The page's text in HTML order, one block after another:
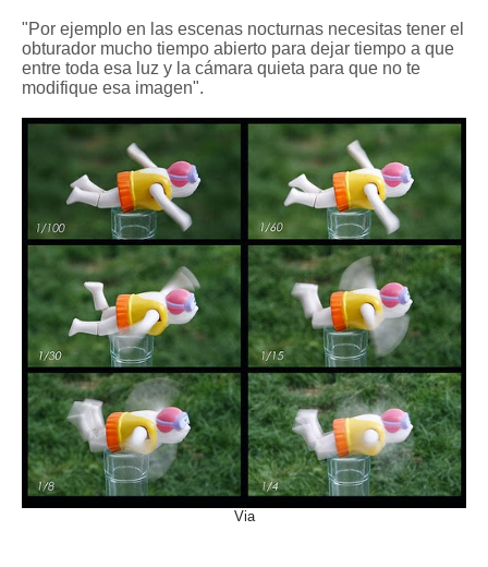
"Por ejemplo en las escenas nocturnas necesitas tener el
obturador mucho tiempo abierto para dejar tiempo a que
entre toda esa luz y la cámara quieta para que no te
modifique esa imagen".
Via